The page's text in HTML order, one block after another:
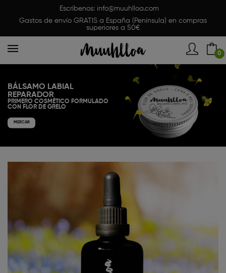
Escríbenos: info@muuhlloa.com
Gastos de envío GRATIS a España (Península) en compras
superiores a 50€
0
LEITE CORPORAL ECOLÓGICA
LEITE FRESCA
100% GALLEGA
MERCAR